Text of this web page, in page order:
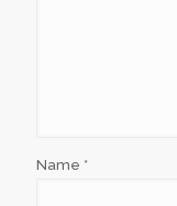
Name *